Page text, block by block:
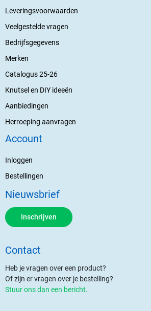
Leveringsvoorwaarden
Veelgestelde vragen
Bedrijfsgegevens
Merken
Catalogus 25-26
Knutsel en DIY ideeën
Aanbiedingen
Herroeping aanvragen
Account
Inloggen
Bestellingen
Nieuwsbrief
Inschrijven
Contact
Heb je vragen over een product?
Of zijn er vragen over je bestelling?
Stuur ons dan een bericht.